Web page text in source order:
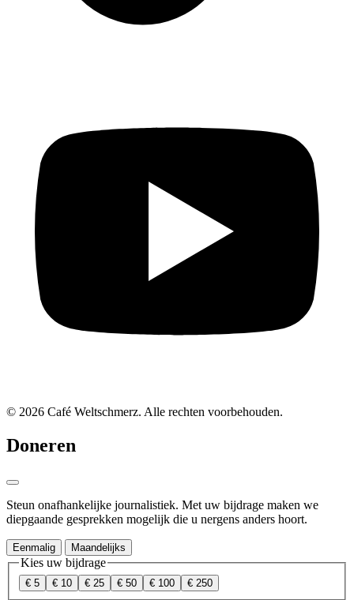
© 2026 Café Weltschmerz. Alle rechten voorbehouden.
Doneren
Steun onafhankelijke journalistiek. Met uw bijdrage maken we
diepgaande gesprekken mogelijk die u nergens anders hoort.
Eenmalig Maandelijks
Kies uw bijdrage
€ 5 € 10 € 25 € 50 € 100 € 250